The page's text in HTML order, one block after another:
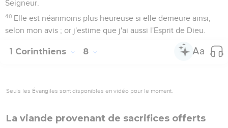
Seigneur.
40 Elle est néanmoins plus heureuse si elle demeure ainsi,
selon mon avis ; or j'estime que j'ai aussi l'Esprit de Dieu.
1 Corinthiens 8
Seuls les Évangiles sont disponibles en vidéo pour le moment.
La viande provenant de sacrifices offerts